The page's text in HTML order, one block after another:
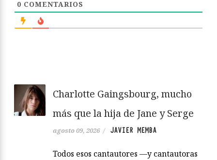
0 COMENTARIOS
Charlotte Gaingsbourg, mucho
más que la hija de Jane y Serge
agosto 09, 2026 / JAVIER MEMBA
Todos esos cantautores —y cantautoras